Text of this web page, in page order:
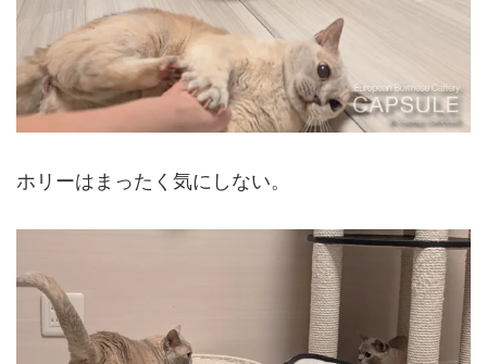
ホリーはまったく気にしない。